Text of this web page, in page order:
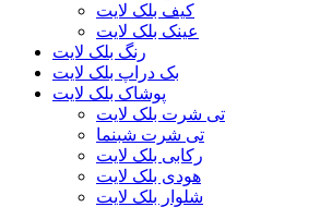
کیف بلک لایت
عینک بلک لایت
رنگ بلک لایت
بک دراپ بلک لایت
پوشاک بلک لایت
تی شرت بلک لایت
تی شرت شبنما
رکابی بلک لایت
هودی بلک لایت
شلوار بلک لایت